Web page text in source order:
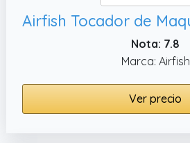
Nota: 7.8
Marca: Airfish
Ver precio